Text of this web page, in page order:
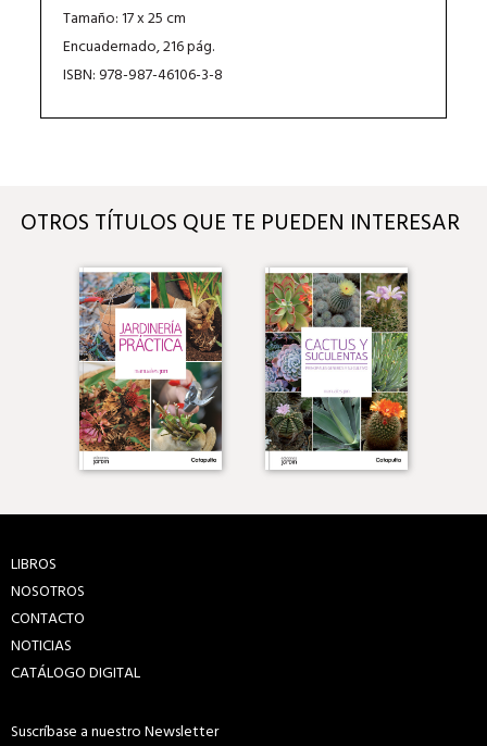
Tamaño: 17 x 25 cm
Encuadernado, 216 pág.
ISBN: 978-987-46106-3-8
OTROS TÍTULOS QUE TE PUEDEN INTERESAR
LIBROS
NOSOTROS
CONTACTO
NOTICIAS
CATÁLOGO DIGITAL
Suscríbase a nuestro Newsletter